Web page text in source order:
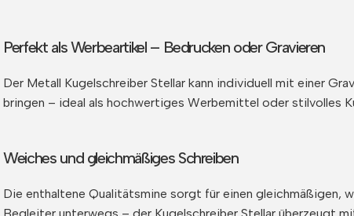
Perfekt als Werbeartikel – Bedrucken oder Gravieren
Der Metall Kugelschreiber Stellar kann individuell mit einer
bringen – ideal als hochwertiges Werbemittel oder stilvolles
Weiches und gleichmäßiges Schreiben
Die enthaltene Qualitätsmine sorgt für einen gleichmäßigen,